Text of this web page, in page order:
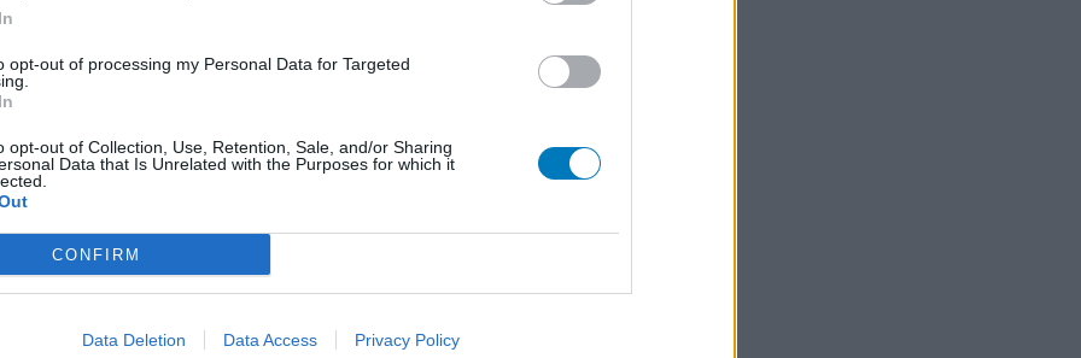
opt-out of processing my Personal Data for Targeted
opt-out of Collection, Use, Retention, Sale, and/or Sharing
Data that Is Unrelated with the Purposes for which it
CONFIRM
Data Deletion Data Access Privacy Policy
IRS
autre
IRS
à large spectre
IRS